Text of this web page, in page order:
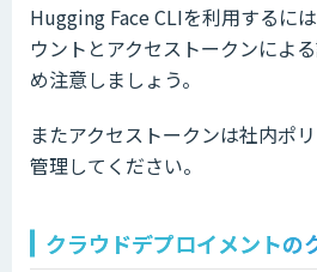
Hugging Face CLIを利用するに
ウントとアクセストークンによ
め注意しましょう。
またアクセストークンは社内ポ
管理してください。
クラウドデプロイメントの